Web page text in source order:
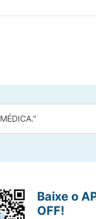
Baixe o
OFF!